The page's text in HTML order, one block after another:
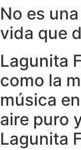
No es
vida que
Lagunita
como la
música
aire puro
Lagunita